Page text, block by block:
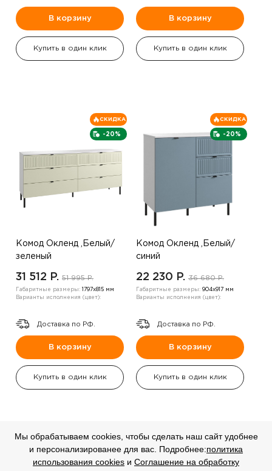
В корзину
Купить в один клик
В корзину
Купить в один клик
-20%
СКИДКА
Комод Окленд ,Белый/
зеленый
31 512 P. 51 995 P.
Габаритные размеры:
1797х815 мм
Варианты исполнения (цвет):
Доставка по РФ.
В корзину
Купить в один клик
-20%
СКИДКА
Комод Окленд ,Белый/
синий
22 230 P. 36 680 P.
Габаритные размеры: 904х917 мм
Варианты исполнения (цвет):
Доставка по РФ.
В корзину
Купить в один клик
-20%
СКИДКА
-20%
СКИДКА
Мы обрабатываем cookies, чтобы сделать наш сайт удобнее
и персонализированее для вас. Подробнее:политика
использования cookies и Соглашение на обработку